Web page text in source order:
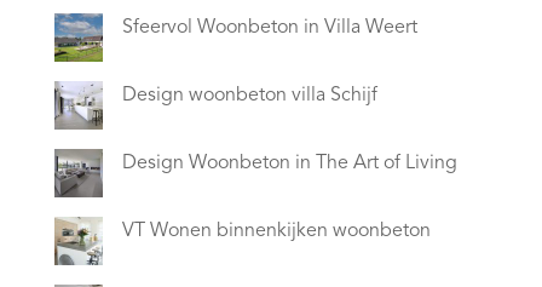
Sfeervol Woonbeton in Villa Weert
Design woonbeton villa Schijf
Design Woonbeton in The Art of Living
VT Wonen binnenkijken woonbeton